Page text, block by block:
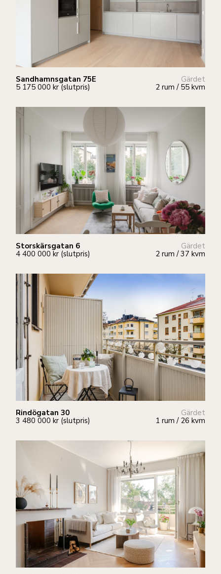
Sandhamnsgatan 75E
5 175 000 kr (slutpris)
Gärdet
2 rum / 55 kvm
Storskärsgatan 6
4 400 000 kr (slutpris)
Gärdet
2 rum / 37 kvm
Rindögatan 30
3 480 000 kr (slutpris)
Gärdet
1 rum / 26 kvm